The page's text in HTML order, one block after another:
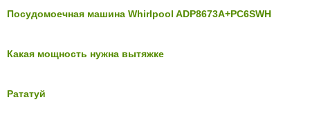
Посудомоечная машина Whirlpool ADP8673A+PC6SWH
Какая мощность нужна вытяжке
Рататуй